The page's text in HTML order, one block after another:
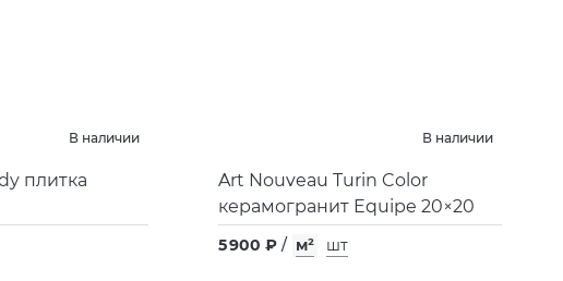
В наличии
плитка
В наличии
Art Nouveau Turin Color
керамогранит Equipe 20×20
5 900 ₽ / м² шт